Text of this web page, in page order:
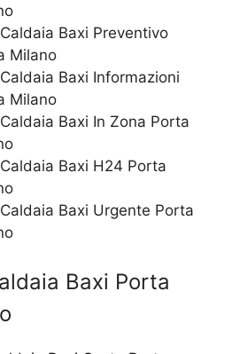
Baxi Preventivo
Milano
Baxi Informazioni
Milano
Baxi In Zona Porta
Baxi H24 Porta
Baxi Urgente Porta
Baxi Porta